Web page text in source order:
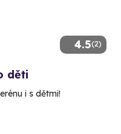
4.5(2)
děti
i s dětmi!